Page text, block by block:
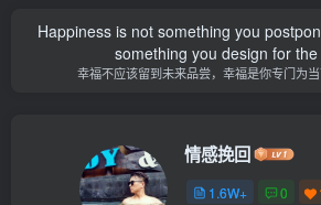
Happiness is not something you
something you design for
幸福不应该留到未来品尝，幸福是你专门为
情感挽回
1.6W+ 0